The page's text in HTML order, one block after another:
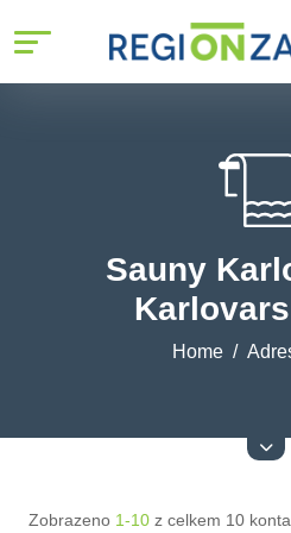
Sauny
Home
Zobrazeno 1-10 z celkem 10